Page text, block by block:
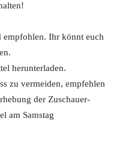
empfohlen. Ihr könnt euch
herunterladen.
zu vermeiden, empfehlen
der Zuschauer-
am Samstag